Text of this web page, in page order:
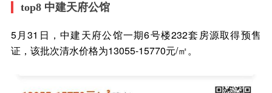
top8 中建天府公馆
5月31日，中建天府公馆一期6号楼232套房源取得预售
证，该批次清水价格为13055-15770元/㎡。